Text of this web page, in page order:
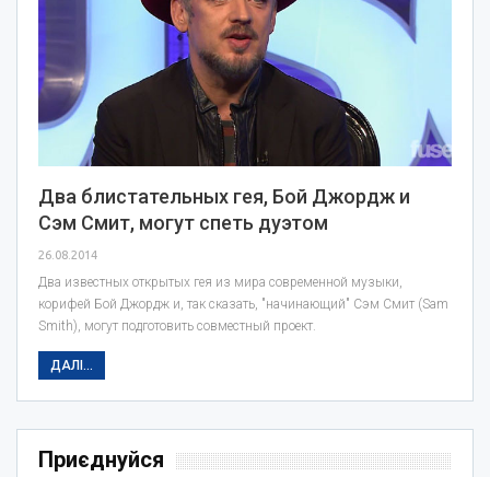
Два блистательных гея, Бой Джордж и
Сэм Смит, могут спеть дуэтом
26.08.2014
Два известных открытых гея из мира современной музыки,
корифей Бой Джордж и, так сказать, "начинающий" Сэм Смит (Sam
Smith), могут подготовить совместный проект.
ДАЛІ...
Приєднуйся